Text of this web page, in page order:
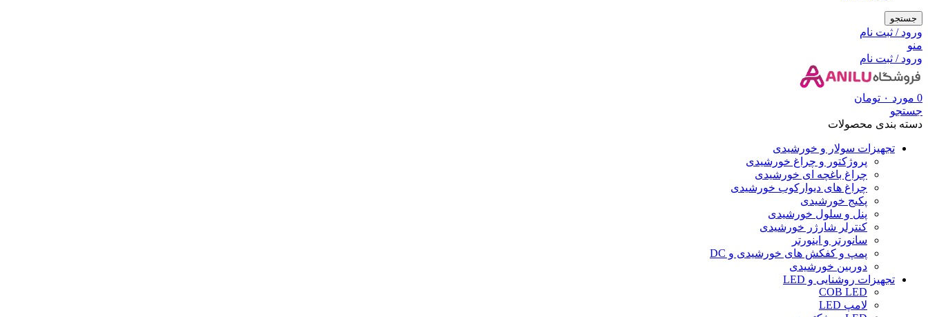
جستجو
ورود / ثبت نام
منو
ورود / ثبت نام
0 مورد ۰ تومان
جستجو
دسته بندی محصولات
تجهیزات سولار و خورشیدی
پروژکتور و چراغ خورشیدی
چراغ باغچه ای خورشیدی
چراغ های دیوارکوب خورشیدی
پکیج خورشیدی
پنل و سلول خورشیدی
کنترلر شارژر خورشیدی
سانورتر و اینورتر
پمپ و کفکش های خورشیدی و DC
دوربین خورشیدی
تجهیزات روشنایی و LED
COB LED
لامپ LED